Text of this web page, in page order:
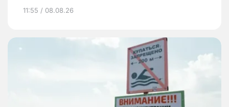
11:55 / 08.08.26